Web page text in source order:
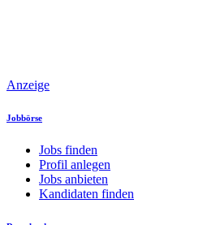
Anzeige
Jobbörse
Jobs finden
Profil anlegen
Jobs anbieten
Kandidaten finden